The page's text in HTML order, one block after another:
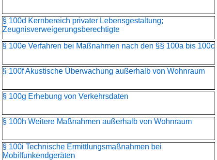
§ 100d Kernbereich privater Lebensgestaltung;
Zeugnisverweigerungs­berechtigte
§ 100e Verfahren bei Maßnahmen nach den §§ 100a bis 100c
§ 100f Akustische Überwachung außerhalb von Wohnraum
§ 100g Erhebung von Verkehrsdaten
§ 100h Weitere Maßnahmen außerhalb von Wohnraum
§ 100i Technische Ermittlungsmaßnahmen bei
Mobilfunkendgeräten